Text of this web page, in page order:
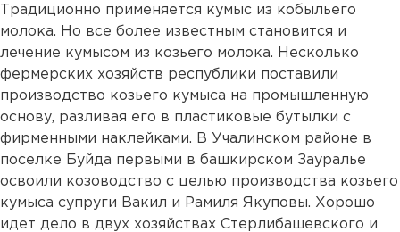
Традиционно применяется кумыс из кобыльего
молока. Но все более известным становится и
лечение кумысом из козьего молока. Несколько
фермерских хозяйств республики поставили
производство козьего кумыса на промышленную
основу, разливая его в пластиковые бутылки с
фирменными наклейками. В Учалинском районе в
поселке Буйда первыми в башкирском Зауралье
освоили козоводство с целью производства козьего
кумыса супруги Вакил и Рамиля Якуповы. Хорошо
идет дело в двух хозяйствах Стерлибашевского и